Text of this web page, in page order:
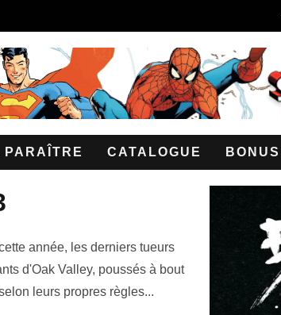
PARAÎTRE CATALOGUE BONUS
année, les derniers tueurs
d'Oak Valley, poussés à bout
leurs propres règles...